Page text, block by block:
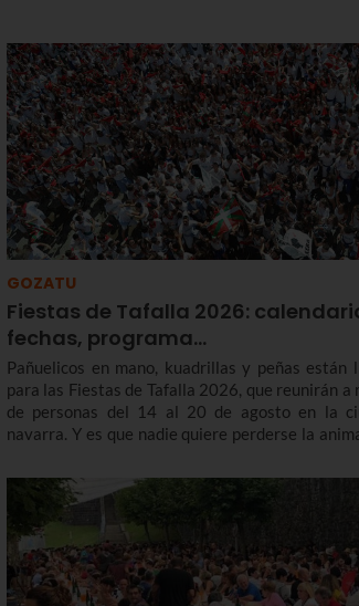
GOZATU
Fiestas de Tafalla 2026:
fechas, programa…
Pañuelicos en mano, kuadrillas y peñas están
para las Fiestas de Tafalla 2026, que reunirán a
de personas del 14 al 20 de agosto en la
navarra. Y es que nadie quiere perderse la
encierros o la esperada subida a la Salve.